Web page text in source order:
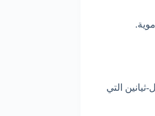
مع مادة إل-ثيانين التي